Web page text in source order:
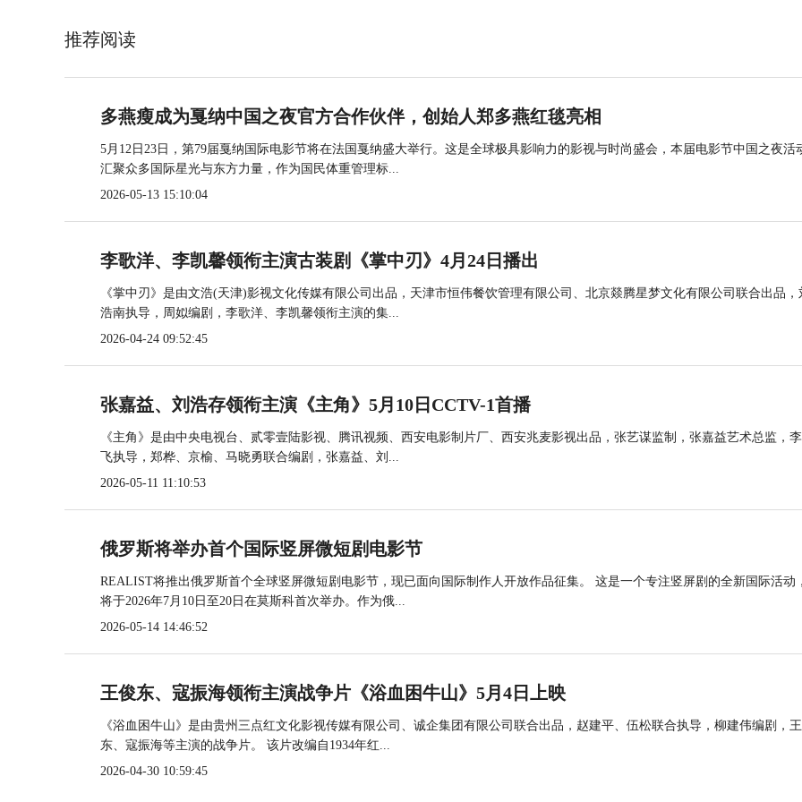
推荐阅读
多燕瘦成为戛纳中国之夜官方合作伙伴，创始人郑多燕红毯亮相
5月12日23日，第79届戛纳国际电影节将在法国戛纳盛大举行。这是全球极具影响力的影视与时尚盛会，本届电影节中国之夜活
汇聚众多国际星光与东方力量，作为国民体重管理标...
2026-05-13 15:10:04
李歌洋、李凯馨领衔主演古装剧《掌中刃》4月24日播出
《掌中刃》是由文浩(天津)影视文化传媒有限公司出品，天津市恒伟餐饮管理有限公司、北京燚腾星梦文化有限公司联合出品，
浩南执导，周姒编剧，李歌洋、李凯馨领衔主演的集...
2026-04-24 09:52:45
张嘉益、刘浩存领衔主演《主角》5月10日CCTV-1首播
《主角》是由中央电视台、贰零壹陆影视、腾讯视频、西安电影制片厂、西安兆麦影视出品，张艺谋监制，张嘉益艺术总监，
飞执导，郑桦、京榆、马晓勇联合编剧，张嘉益、刘...
2026-05-11 11:10:53
俄罗斯将举办首个国际竖屏微短剧电影节
REALIST将推出俄罗斯首个全球竖屏微短剧电影节，现已面向国际制作人开放作品征集。 这是一个专注竖屏剧的全新国际活动
将于2026年7月10日至20日在莫斯科首次举办。作为俄...
2026-05-14 14:46:52
王俊东、寇振海领衔主演战争片《浴血困牛山》5月4日上映
《浴血困牛山》是由贵州三点红文化影视传媒有限公司、诚企集团有限公司联合出品，赵建平、伍松联合执导，柳建伟编剧，
东、寇振海等主演的战争片。 该片改编自1934年红...
2026-04-30 10:59:45